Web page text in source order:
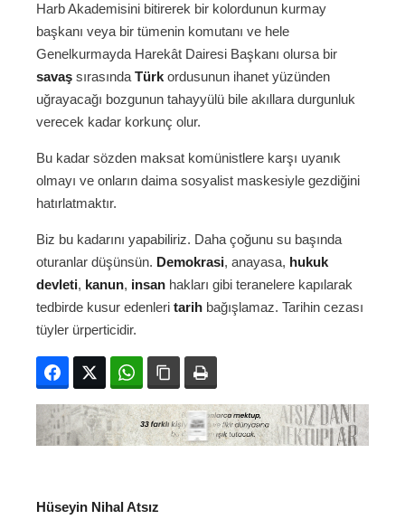
Harb Akademisini bitirerek bir kolordunun kurmay
başkanı veya bir tümenin komutanı ve hele
Genelkurmayda Harekât Dairesi Başkanı olursa bir
savaş sırasında Türk ordusunun ihanet yüzünden
uğrayacağı bozgunun tahayyülü bile akıllara durgunluk
verecek kadar korkunç olur.
Bu kadar sözden maksat komünistlere karşı uyanık
olmayı ve onların daima sosyalist maskesiyle gezdiğini
hatırlatmaktır.
Biz bu kadarını yapabiliriz. Daha çoğunu su başında
oturanlar düşünsün. Demokrasi, anayasa, hukuk
devleti, kanun, insan hakları gibi teranelere kapılarak
tedbirde kusur edenleri tarih bağışlamaz. Tarihin cezası
tüyler ürperticidir.
FacebookTwitter WhatsAppBağlanıyı kopyala
Hüseyin Nihal Atsız